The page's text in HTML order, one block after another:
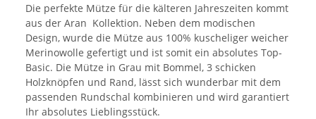
Die perfekte Mütze für die kälteren Jahreszeiten kommt
aus der Aran Kollektion. Neben dem modischen
Design, wurde die Mütze aus 100% kuscheliger weicher
Merinowolle gefertigt und ist somit ein absolutes Top-
Basic. Die Mütze in Grau mit Bommel, 3 schicken
Holzknöpfen und Rand, lässt sich wunderbar mit dem
passenden Rundschal kombinieren und wird garantiert
Ihr absolutes Lieblingsstück.